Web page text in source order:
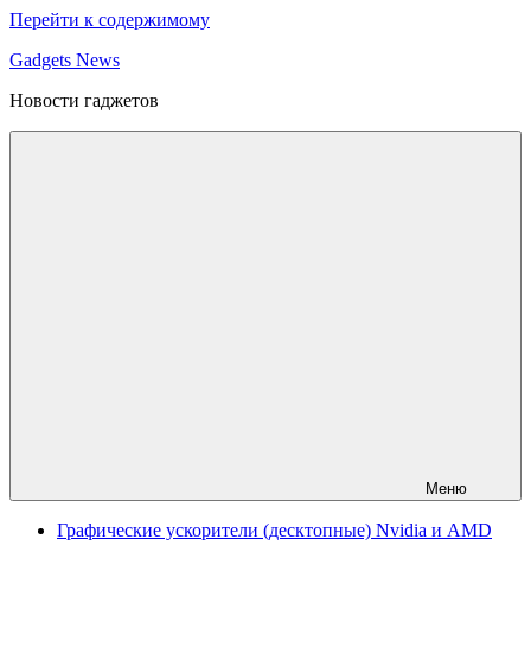
Перейти к содержимому
Gadgets News
Новости гаджетов
Меню
Графические ускорители (десктопные) Nvidia и AMD